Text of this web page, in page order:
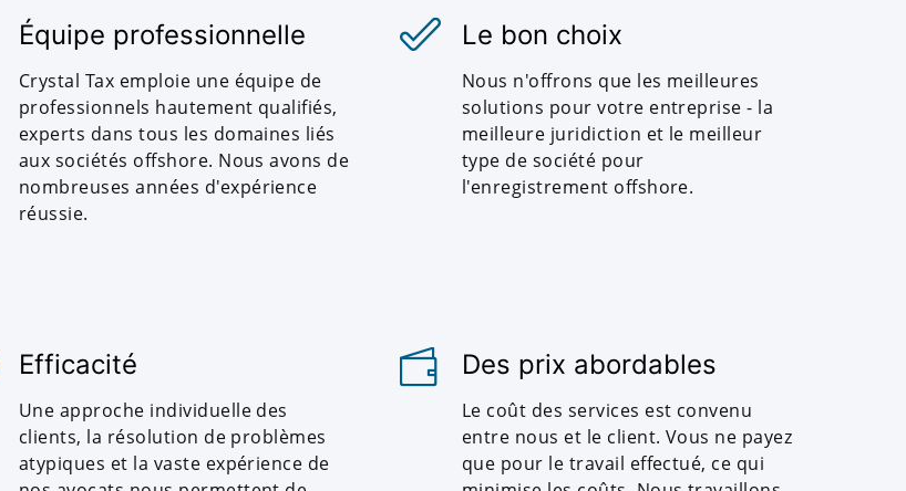
Équipe professionnelle
Crystal Tax emploie une équipe de
professionnels hautement qualifiés,
experts dans tous les domaines liés
aux sociétés offshore. Nous avons de
nombreuses années d'expérience
réussie.
Le bon choix
Nous n'offrons que les meilleures
solutions pour votre entreprise - la
meilleure juridiction et le meilleur
type de société pour
l'enregistrement offshore.
Efficacité
Une approche individuelle des
clients, la résolution de problèmes
atypiques et la vaste expérience de
Des prix abordables
Le coût des services est convenu
entre nous et le client. Vous ne payez
que pour le travail effectué, ce qui